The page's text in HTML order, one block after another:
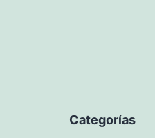
Categorías